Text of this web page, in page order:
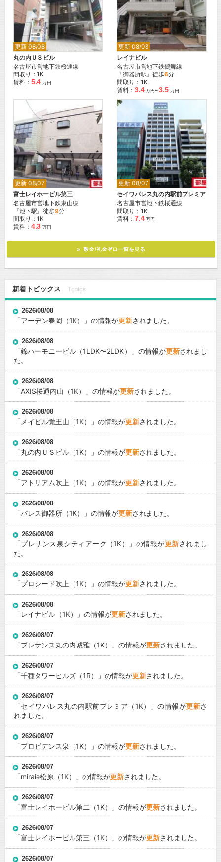
更新 08/08
丸の内ＵＳビル
名古屋市営地下鉄桜通線
間取り：1K
賃料： 5.4 万円
更新 08/08
レイナビル
名古屋市営地下鉄鶴舞線
『御器所駅』徒歩6分
間取り：1K
賃料：3.4 万円~3.5 万円
更新 08/07
富士レイホービル第三
名古屋市営地下鉄東山線
『池下駅』徒歩9分
間取り：1K
賃料： 4.3 万円
更新 08/07
セイワパレス丸の内駅前プレミア
名古屋市営地下鉄桜通線
間取り：1K
賃料：7.4 万円
» 敷金/礼金ゼロ一覧を見る
新着トピックス Topics
2626/08/08
「アーデン春岡 （1K）」の情報が更新されました。
2626/08/08
「錦ハーモニービル （1LDK〜2LDK）」の情報が更新されまし
た。
2626/08/08
「AXIS桜通内山 （1K）」の情報が更新されました。
2626/08/08
「 メイビル覚王山 （1K）」の情報が更新されました。
2626/08/08
「丸の内ＵＳビル（1K）」の情報が更新されました。
2626/08/08
「アトリアム吹上 （1K）」の情報が更新されました。
2626/08/08
「パレス御器所（1K）」の情報が更新されました。
2626/08/08
「プレサンス泉シティアーク （1K）」の情報が更新されまし
た。
2626/08/08
「プロシード吹上 （1K）」の情報が更新されました。
2626/08/08
「レイナビル（1K）」の情報が更新されました。
2626/08/07
「プレサンス丸の内城雅（1K）」の情報が更新されました。
2626/08/07
「千種タワーヒルズ（1R）」の情報が更新されました。
2626/08/07
「セイワパレス丸の内駅前プレミア （1K）」の情報が更新さ
れました。
2626/08/07
「プロビデンス泉 （1K）」の情報が更新されました。
2626/08/07
「miraie松原（1K）」の情報が更新されました。
2626/08/07
「富士レイホービル第二 （1K）」の情報が更新されました。
2626/08/07
「富士レイホービル第三 （1K）」の情報が更新されました。
2626/08/07